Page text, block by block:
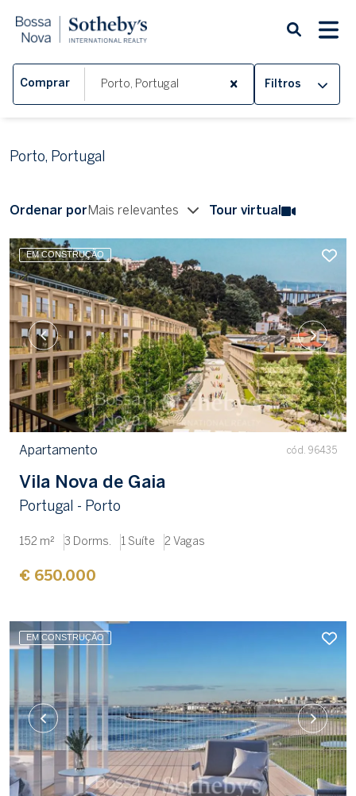
Comprar Filtros
Porto, Portugal
Ordenar por Mais relevantes Tour virtual
EM CONSTRUÇÃO
Apartamento cód. 96435
Vila Nova de Gaia
Portugal - Porto
152 m² 3 Dorms. 1 Suíte 2 Vagas
€ 650.000
EM CONSTRUÇÃO